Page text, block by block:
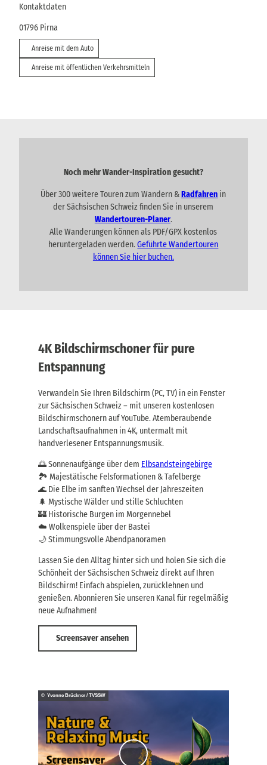
Kontaktdaten
01796 Pirna
Anreise mit dem Auto
Anreise mit öffentlichen Verkehrsmitteln
Noch mehr Wander-Inspiration gesucht?
Über 300 weitere Touren zum Wandern &Radfahren in
der Sächsischen Schweiz finden Sie in unserem
Wandertouren-Planer.
Alle Wanderungen können als PDF/GPX kostenlos
heruntergeladen werden.Geführte Wandertouren
können Sie hier buchen.
V
© Yvonne Brückner / TVSSW
4K Bildschirmschoner für pure
Entspannung
Verwandeln Sie Ihren Bildschirm (PC, TV) in ein Fenster
zur Sächsischen Schweiz – mit unseren kostenlosen
Bildschirmschonern auf YouTube. Atemberaubende
Landschaftsaufnahmen in 4K, untermalt mit
handverlesener Entspannungsmusik.
🌅 Sonnenaufgänge über dem Elbsandsteingebirge
🏞️ Majestätische Felsformationen & Tafelberge
🌊 Die Elbe im sanften Wechsel der Jahreszeiten
🌲 Mystische Wälder und stille Schluchten
🏰 Historische Burgen im Morgennebel
☁️ Wolkenspiele über der Bastei
🌙 Stimmungsvolle Abendpanoramen
Lassen Sie den Alltag hinter sich und holen Sie sich die
Schönheit der Sächsischen Schweiz direkt auf Ihren
Bildschirm! Einfach abspielen, zurücklehnen und
genießen. Abonnieren Sie unseren Kanal für regelmäßig
neue Aufnahmen!
Screensaver ansehen